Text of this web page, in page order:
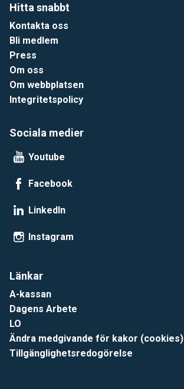
Hitta snabbt
Kontakta oss
Bli medlem
Press
Om oss
Om webbplatsen
Integritetspolicy
Sociala medier
Youtube
Facebook
LinkedIn
Instagram
Länkar
A-kassan
Dagens Arbete
LO
Ändra medgivande för kakor (cookies)
Tillgänglighetsredogörelse